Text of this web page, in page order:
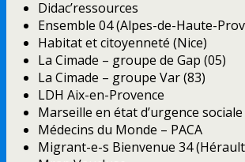
Didac’ressources
Ensemble 04 (Alpes-de-Haute-
Habitat et citoyenneté (Nice)
La Cimade – groupe de Gap (05)
La Cimade – groupe Var (83)
LDH Aix-en-Provence
Marseille en état d’urgence sociale
Médecins du Monde – PACA
Migrant-e-s Bienvenue 34